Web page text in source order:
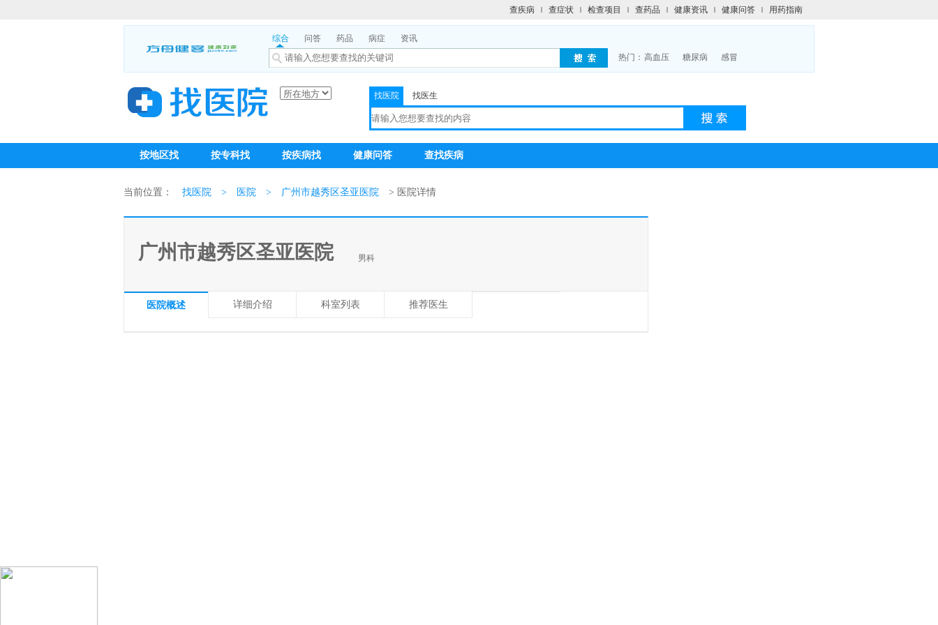
查疾病 查症状 检查项目 查药品 健康资讯 健康问答 用药指南
综合 问答 药品 病症
资讯
热门： 高血压 糖尿病 感冒
找医院 找医生
按地区找 按专科找 按疾病找 健康问答 查找疾病
当前位置： 找医院 > 医院 > 广州市越秀区圣亚医院 > 医院详情
广州市越秀区圣亚医院 男科
医院概述 详细介绍 科室列表 推荐医生